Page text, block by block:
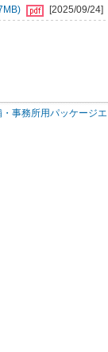
[2025/09/24]
・事務所用パッケージ